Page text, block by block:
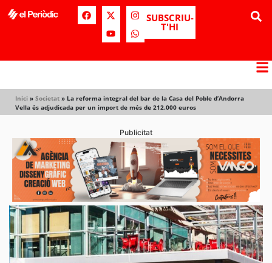
SUBSCRIU-
T'HI
Inici » Societat » La reforma integral del bar de la Casa del Poble d’Andorra
Vella és adjudicada per un import de més de 212.000 euros
Publicitat